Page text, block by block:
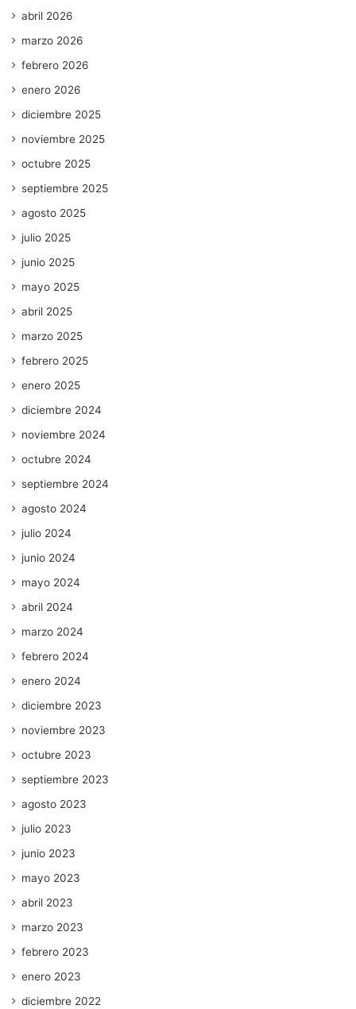
abril 2026
marzo 2026
febrero 2026
enero 2026
diciembre 2025
noviembre 2025
octubre 2025
septiembre 2025
agosto 2025
julio 2025
junio 2025
mayo 2025
abril 2025
marzo 2025
febrero 2025
enero 2025
diciembre 2024
noviembre 2024
octubre 2024
septiembre 2024
agosto 2024
julio 2024
junio 2024
mayo 2024
abril 2024
marzo 2024
febrero 2024
enero 2024
diciembre 2023
noviembre 2023
octubre 2023
septiembre 2023
agosto 2023
julio 2023
junio 2023
mayo 2023
abril 2023
marzo 2023
febrero 2023
enero 2023
diciembre 2022